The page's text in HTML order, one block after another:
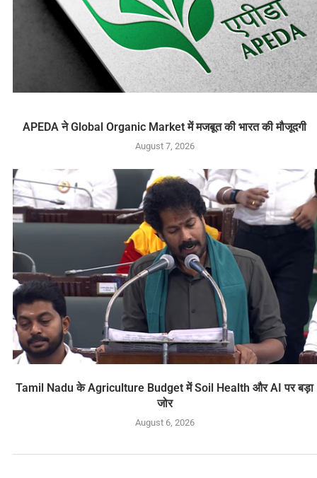
APEDA ने Global Organic Market में मजबूत की भारत की मौजूदगी
August 7, 2026
Tamil Nadu के Agriculture Budget में Soil Health और AI पर बड़ा
जोर
August 6, 2026